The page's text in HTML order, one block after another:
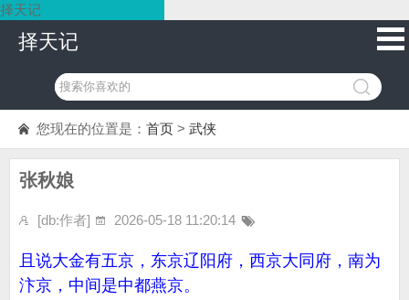
择天记
择天记
您现在的位置是： 首页 > 武侠
张秋娘
[db:作者] 2026-05-18 11:20:14
且说大金有五京，东京辽阳府，西京大同府，南为
汴京，中间是中都燕京。